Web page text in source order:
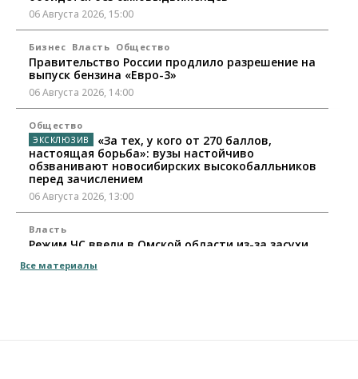
06 Августа 2026, 15:00
Бизнес Власть Общество
Правительство России продлило разрешение на
выпуск бензина «Евро-3»
06 Августа 2026, 14:00
Общество
«За тех, у кого от 270 баллов,
настоящая борьба»: вузы настойчиво
обзванивают новосибирских высокобалльников
перед зачислением
06 Августа 2026, 13:00
Власть
Режим ЧС ввели в Омской области из-за засухи
06 Августа 2026, 12:15
Все материалы